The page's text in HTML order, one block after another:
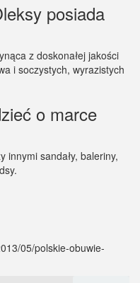
posiada
z doskonałej jakości
i soczystych, wyrazistych
o marce
innymi sandały, baleriny,
05/polskie-obuwie-